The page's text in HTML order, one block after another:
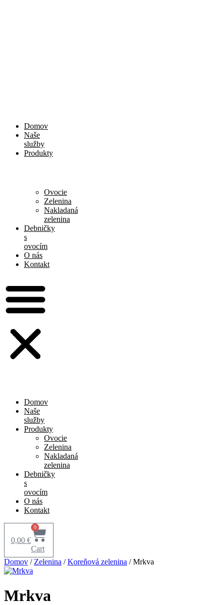
Domov
Naše
služby
Produkty
Ovocie
Zelenina
Nakladaná
zelenina
Debničky
s
ovocím
O nás
Kontakt
Domov
Naše
služby
Produkty
Ovocie
Zelenina
Nakladaná
zelenina
Debničky
s
ovocím
O nás
Kontakt
0,00 €
0
Cart
Domov / Zelenina /Koreňová zelenina / Mrkva
Mrkva